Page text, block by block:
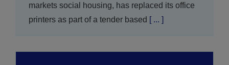
markets social housing, has replaced its office
printers as part of a tender based [ ... ]